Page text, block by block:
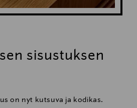
sisustuksen
on nyt kutsuva ja kodikas.